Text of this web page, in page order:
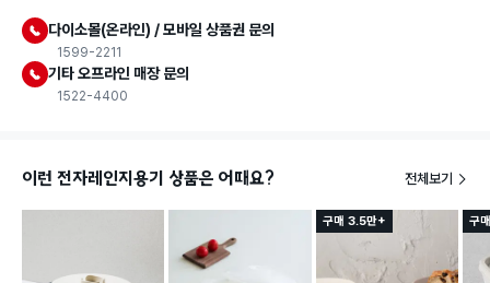
다이소몰(온라인) / 모바일 상품권 문의
1599-2211
기타 오프라인 매장 문의
1522-4400
이런 전자레인지용기 상품은 어때요? 전체보기
구매 3.5만+ 구